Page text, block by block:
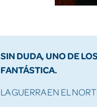
SIN DUDA, UNO DE
FANTÁSTICA.
LA GUERRA EN EL